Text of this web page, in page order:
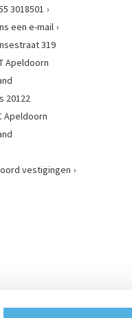
3018501
een e-mail
319
Apeldoorn
20122
Apeldoorn
vestigingen